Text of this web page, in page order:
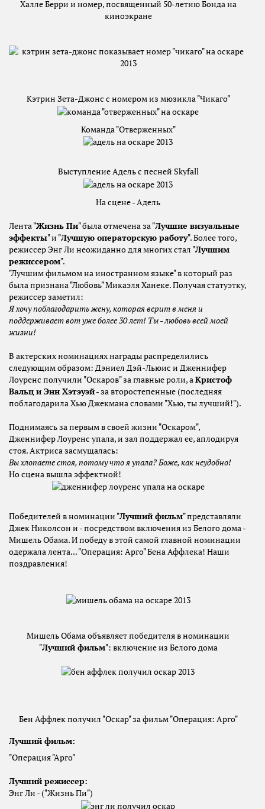
Халле Берри и номер, посвященный 50-летию Бонда на
киноэкране
Кэтрин Зета-Джонс с номером из мюзикла "Чикаго"
Команда "Отверженных"
Выступление Адель с песней Skyfall
На сцене - Адель
Лента "Жизнь Пи" была отмечена за "Лучшие визуальные
эффекты" и "Лучшую операторскую работу". Более того,
режиссер Энг Ли неожиданно для многих стал "Лучшим
режиссером".
"Лучшим фильмом на иностранном языке" в который раз
была признана "Любовь" Микаэля Ханеке. Получая статуэтку,
режиссер заметил:
Я хочу поблагодарить жену, которая верит в меня и
поддерживает вот уже более 30 лет! Ты - любовь всей моей
жизни!
В актерских номинациях награды распределились
следующим образом: Дэниел Дэй-Льюис и Дженнифер
Лоуренс получили "Оскаров" за главные роли, а Кристоф
Вальц и Энн Хэтэуэй- за второстепенные (последняя
поблагодарила Хью Джекмана словами "Хью, ты лучший!").
Поднимаясь за первым в своей жизни "Оскаром",
Дженнифер Лоуренс упала, и зал поддержал ее, аплодируя
стоя. Актриса засмущалась:
Вы хлопаете стоя, потому что я упала? Боже, как неудобно!
Но сцена вышла эффектной!
Победителей в номинации "Лучший фильм" представляли
Джек Николсон и - посредством включения из Белого дома -
Мишель Обама. И победу в этой самой главной номинации
одержала лента... "Операция: Арго" Бена Аффлека! Наши
поздравления!
Мишель Обама объявляет победителя в номинации
"Лучший фильм": включение из Белого дома
Бен Аффлек получил "Оскар" за фильм "Операция: Арго"
Лучший фильм:
"Операция "Арго"
Лучший режиссер:
Энг Ли - ("Жизнь Пи")